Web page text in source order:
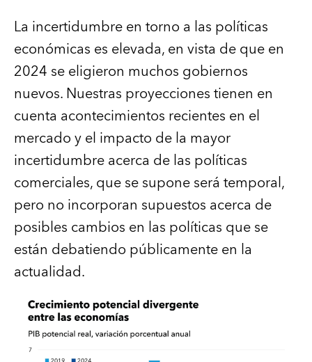
La incertidumbre en torno a las políticas
económicas es elevada, en vista de que en
2024 se eligieron muchos gobiernos
nuevos. Nuestras proyecciones tienen en
cuenta acontecimientos recientes en el
mercado y el impacto de la mayor
incertidumbre acerca de las políticas
comerciales, que se supone será temporal,
pero no incorporan supuestos acerca de
posibles cambios en las políticas que se
están debatiendo públicamente en la
actualidad.